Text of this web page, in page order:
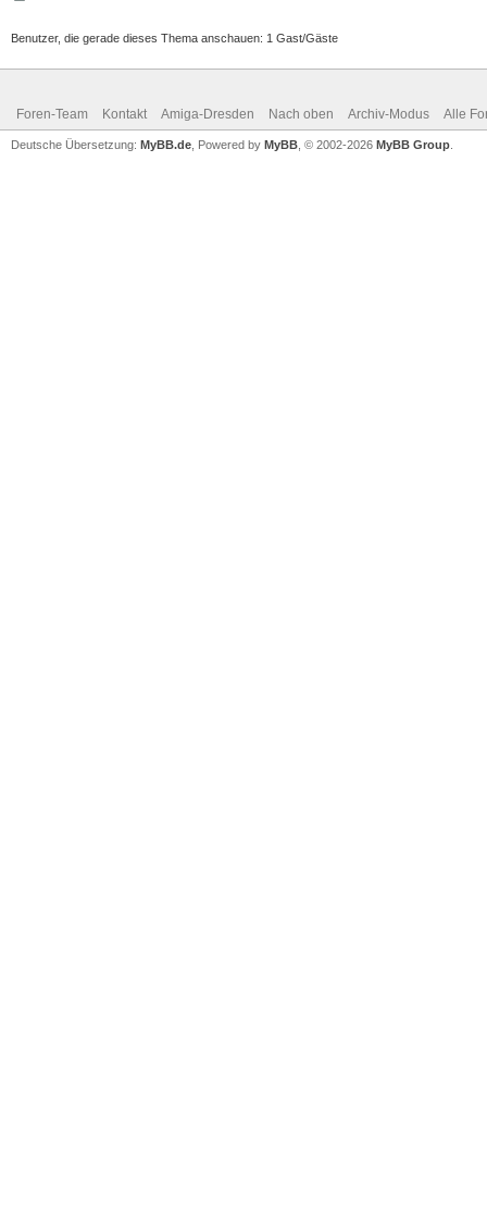
Benutzer, die gerade dieses Thema anschauen: 1 Gast/Gäste
Foren-Team Kontakt Amiga-Dresden Nach oben Archiv-Modus Alle
Deutsche Übersetzung: MyBB.de, Powered by MyBB, © 2002-2026 MyBB Group.